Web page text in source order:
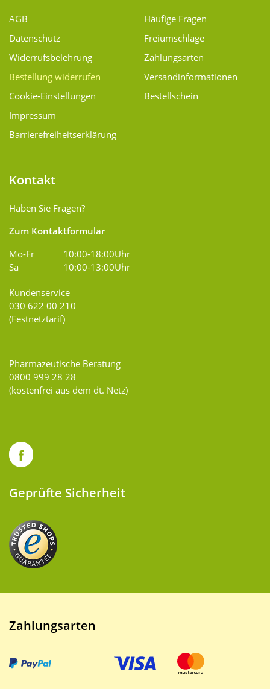
AGB
Datenschutz
Widerrufsbelehrung
Bestellung widerrufen
Cookie-Einstellungen
Impressum
Barrierefreiheitserklärung
Häufige Fragen
Freiumschläge
Zahlungsarten
Versand­informationen
Bestellschein
Kontakt
Haben Sie Fragen?
Zum Kontaktformular
Mo-Fr
10:00-18:00Uhr
Sa
10:00-13:00Uhr
Kundenservice
030 622 00 210
(Festnetztarif)
Pharmazeutische Beratung
0800 999 28 28
(kostenfrei aus dem dt. Netz)
Geprüfte Sicherheit
Zahlungsarten